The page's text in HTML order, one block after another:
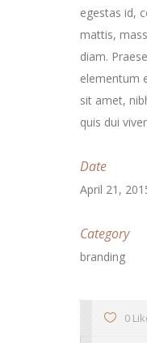
egestas id,
mattis,
diam.
elementum
sit amet,
quis dui
Date
April 21,
Category
branding
0